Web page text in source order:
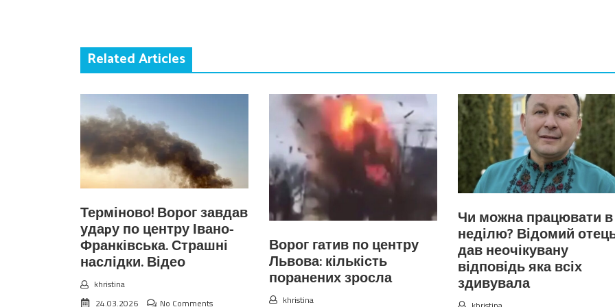
Related Articles
Терміново! Ворог завдав
удаpу по центру Івано-
Франківська. Страшні
наслідки. Відео
khristina
24.03.2026
No Comments
Ворог гатив по центру
Львова: кількість
поранених зросла
khristina
Чи можна працювати в
неділю? Відомий
дав неочікувану
відповідь яка всіх
здивувала